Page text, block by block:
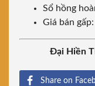
Sổ hồng
Giá bán
Đại Hiền
Share on